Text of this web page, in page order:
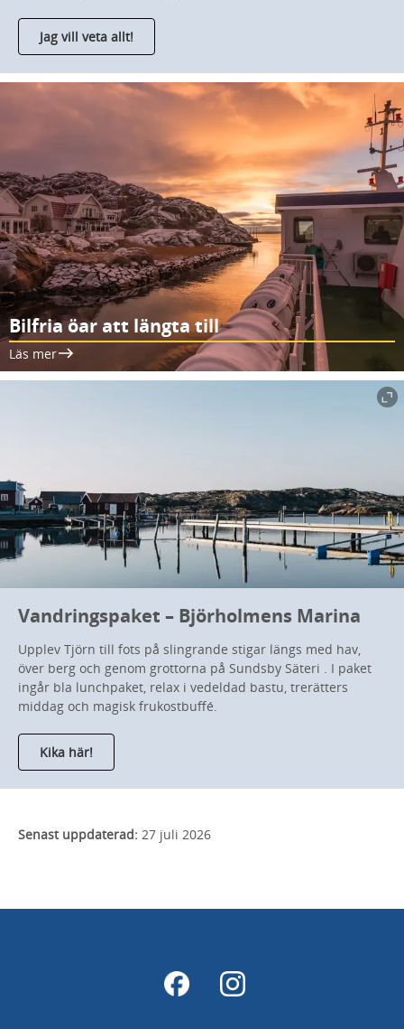
Jag vill veta allt!
Bilfria öar att längta till
Läs mer
Vandringspaket – Björholmens Marina
Upplev Tjörn till fots på slingrande stigar längs med hav,
över berg och genom grottorna på Sundsby Säteri . I paket
ingår bla lunchpaket, relax i vedeldad bastu, trerätters
middag och magisk frukostbuffé.
Kika här!
Senast uppdaterad: 27 juli 2026